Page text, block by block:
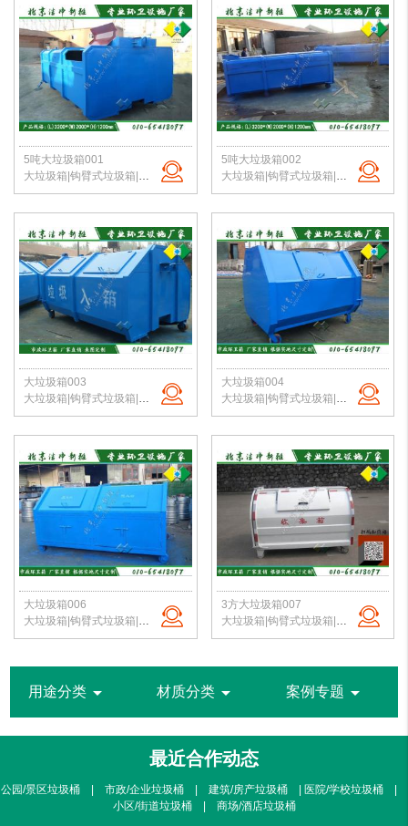
5吨大垃圾箱001
大垃圾箱|钩臂式垃圾箱|市政环卫垃圾箱|挂车垃圾箱|农村垃圾箱|北京垃圾桶厂家
5吨大垃圾箱002
大垃圾箱|钩臂式垃圾箱|市政环卫垃圾箱|挂车垃圾箱|农村垃圾箱|北京垃圾桶厂家
大垃圾箱003
大垃圾箱|钩臂式垃圾箱|市政环卫垃圾箱|挂车垃圾箱|农村垃圾箱|北京垃圾桶厂家
大垃圾箱004
大垃圾箱|钩臂式垃圾箱|市政环卫垃圾箱|挂车垃圾箱|农村垃圾箱|北京垃圾桶厂家
大垃圾箱006
大垃圾箱|钩臂式垃圾箱|市政环卫垃圾箱|挂车垃圾箱|农村垃圾箱|北京垃圾桶厂家
3方大垃圾箱007
大垃圾箱|钩臂式垃圾箱|市政环卫垃圾箱|挂车垃圾箱|农村垃圾箱|北京垃圾桶厂家
用途分类arrow_drop_down 材质分类 arrow_drop_down 案例专题 arrow_drop_down
最近合作动态
公园/景区垃圾桶 | 市政/企业垃圾桶 | 建筑/房产垃圾桶 | 医院/学校垃圾桶 |
小区/街道垃圾桶 | 商场/酒店垃圾桶